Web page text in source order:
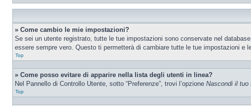
» Come cambio le mie impostazioni?
Se sei un utente registrato, tutte le tue impostazioni sono conservate nel
essere sempre vero. Questo ti permetterà di cambiare tutte le tue impostazioni e
Top
» Come posso evitare di apparire nella lista degli utenti in linea?
Nel Pannello di Controllo Utente, sotto “Preferenze”, trovi l’opzione Nascondi il tuo
Top